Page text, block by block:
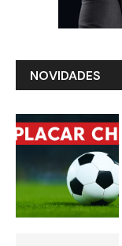
NOVIDADES